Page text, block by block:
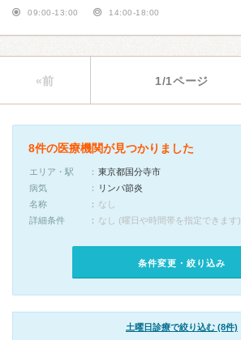
09:00-13:00 14:00-18:00
«前 1/1ページ
8件の医療機関が見つかりました
エリア・駅
東京都国分寺市
病気
リンパ節炎
名称
なし
詳細条件
なし (曜日や時間帯を指定できます)
条件変更・絞り込み
土曜日診療で絞り込む (8件)